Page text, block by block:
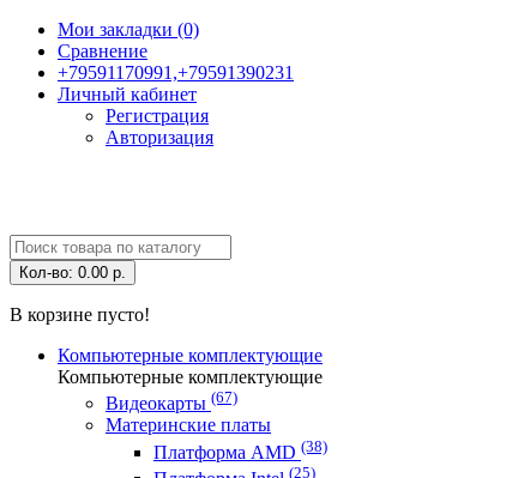
Мои закладки (0)
Сравнение
+79591170991,+79591390231
Личный кабинет
Регистрация
Авторизация
Кол-во: 0.00 р.
В корзине пусто!
Компьютерные комплектующие
Компьютерные комплектующие
Видеокарты (67)
Материнские платы
Платформа AMD (38)
(25)